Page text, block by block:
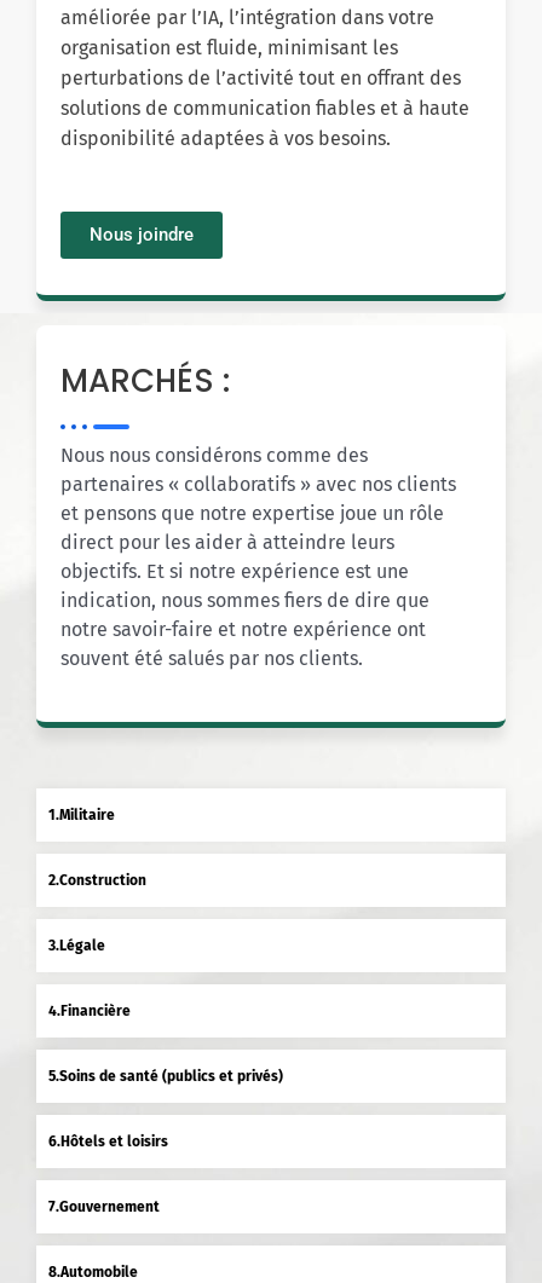
améliorée par l’IA, l’intégration dans votre
organisation est fluide, minimisant les
perturbations de l’activité tout en offrant des
solutions de communication fiables et à haute
disponibilité adaptées à vos besoins.
Nous joindre
MARCHÉS :
Nous nous considérons comme des
partenaires « collaboratifs » avec nos clients
et pensons que notre expertise joue un rôle
direct pour les aider à atteindre leurs
objectifs. Et si notre expérience est une
indication, nous sommes fiers de dire que
notre savoir-faire et notre expérience ont
souvent été salués par nos clients.
Militaire
Construction
Légale
Financière
Soins de santé (publics et privés)
Hôtels et loisirs
Gouvernement
Automobile